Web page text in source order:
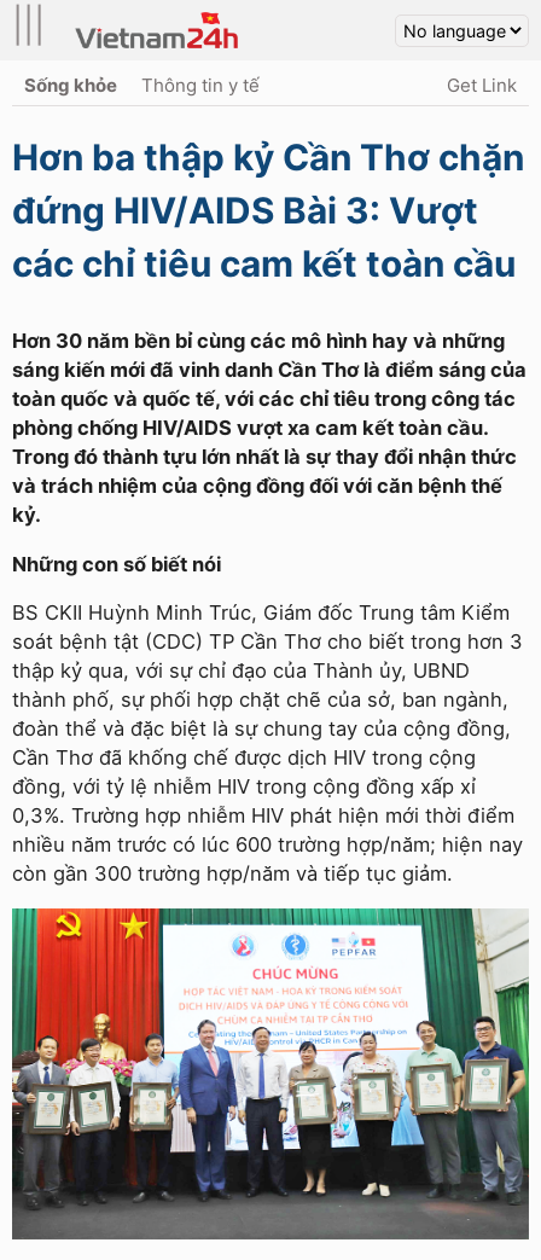
Sống khỏe Thông tin y tế Get Link
Hơn ba thập kỷ Cần Thơ chặn
đứng HIV/AIDS Bài 3: Vượt
các chỉ tiêu cam kết toàn cầu
Hơn 30 năm bền bỉ cùng các mô hình hay và những
sáng kiến mới đã vinh danh Cần Thơ là điểm sáng của
toàn quốc và quốc tế, với các chỉ tiêu trong công tác
phòng chống HIV/AIDS vượt xa cam kết toàn cầu.
Trong đó thành tựu lớn nhất là sự thay đổi nhận thức
và trách nhiệm của cộng đồng đối với căn bệnh thế
kỷ.
Những con số biết nói
BS CKII Huỳnh Minh Trúc, Giám đốc Trung tâm Kiểm
soát bệnh tật (CDC) TP Cần Thơ cho biết trong hơn 3
thập kỷ qua, với sự chỉ đạo của Thành ủy, UBND
thành phố, sự phối hợp chặt chẽ của sở, ban ngành,
đoàn thể và đặc biệt là sự chung tay của cộng đồng,
Cần Thơ đã khống chế được dịch HIV trong cộng
đồng, với tỷ lệ nhiễm HIV trong cộng đồng xấp xỉ
0,3%. Trường hợp nhiễm HIV phát hiện mới thời điểm
nhiều năm trước có lúc 600 trường hợp/năm; hiện nay
còn gần 300 trường hợp/năm và tiếp tục giảm.